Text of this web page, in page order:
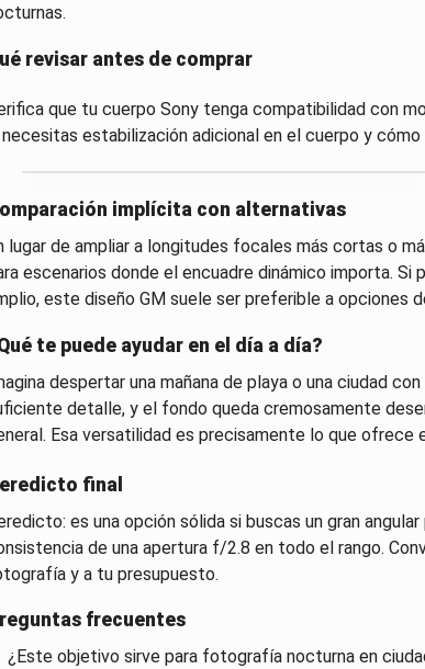
revisar antes de comprar
que tu cuerpo Sony tenga compatibilidad con
estabilización adicional en el cuerpo y
implícita con alternativas
lugar de ampliar a longitudes focales más cortas o
escenarios donde el encuadre dinámico importa.
este diseño GM suele ser preferible a opciones
te puede ayudar en el día a día?
despertar una mañana de playa o una ciudad
detalle, y el fondo queda cremosamente
Esa versatilidad es precisamente lo que ofrece
final
es una opción sólida si buscas un gran
de una apertura f/2.8 en todo el rango.
y a tu presupuesto.
frecuentes
¿Este objetivo sirve para fotografía nocturna en